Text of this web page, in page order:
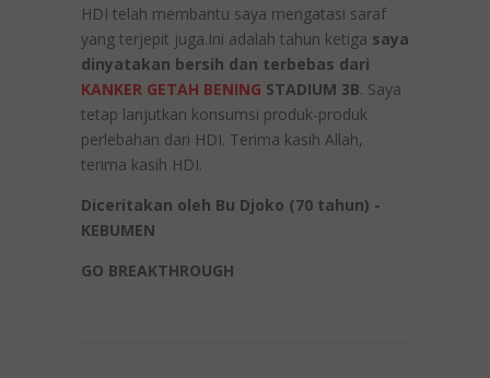
HDI telah membantu saya mengatasi saraf
yang terjepit juga.Ini adalah tahun ketiga saya
dinyatakan bersih dan terbebas dari
KANKER GETAH BENING STADIUM 3B. Saya
tetap lanjutkan konsumsi produk-produk
perlebahan dari HDI. Terima kasih Allah,
terima kasih HDI.
Diceritakan oleh Bu Djoko (70 tahun) -
KEBUMEN
GO BREAKTHROUGH